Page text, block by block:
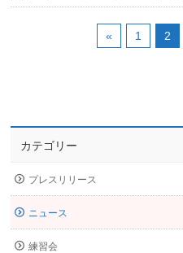
« 1 2
カテゴリー
プレスリリース
ニュース
練習会